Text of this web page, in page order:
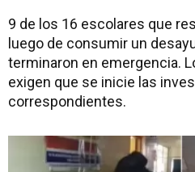
9 de los 16 escolares que
luego de consumir un
terminaron en emergencia.
exigen que se inicie las
correspondientes.